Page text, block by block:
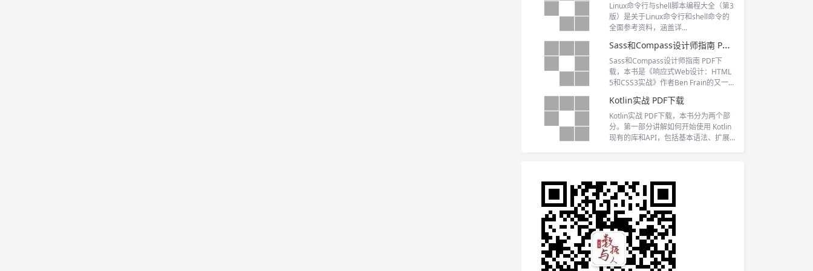
Linux命令行与shell脚本编程大全（第3
版）是关于Linux命令行和shell命令的
全面参考资料，涵盖详...
Sass和Compass设计师指南 PDF下载
Sass和Compass设计师指南 PDF下
载，本书是《响应式Web设计：HTML
5和CSS3实战》作者Ben Frain的又一
Kotlin实战 PDF下载
Kotlin实战 PDF下载，本书分为两个部
分。第一部分讲解如何开始使用 Kotlin
现有的库和API，包括基本语法、扩展
第二部分教你如何使用 Kotlin 构建自己
的 API，以及一些深层次特性——约定
和委托属性、高阶函数、泛型、注解和
反射，以及领域特定语言的构建。